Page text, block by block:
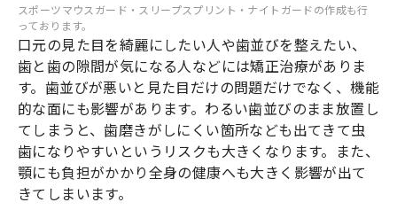
スポーツマウスガード・スリープスプリント・ナイトガードの作成も行
っております。
口元の見た目を綺麗にしたい人や歯並びを整えたい、
歯と歯の隙間が気になる人などには矯正治療がありま
す。歯並びが悪いと見た目だけの問題だけでなく、機能
的な面にも影響があります。わるい歯並びのまま放置し
てしまうと、歯磨きがしにくい箇所なども出てきて虫
歯になりやすいというリスクも大きくなります。また、
顎にも負担がかかり全身の健康へも大きく影響が出て
きてしまいます。